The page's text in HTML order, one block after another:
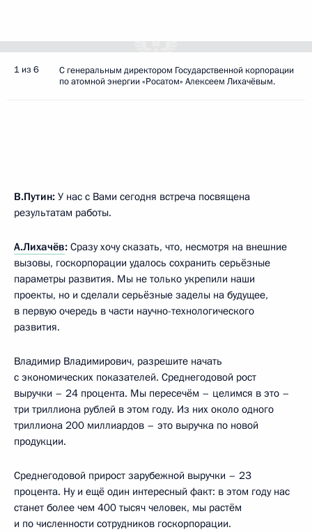
1 из 6
С генеральным директором Государственной корпорации
по атомной энергии «Росатом» Алексеем Лихачёвым.
В.Путин: У нас с Вами сегодня встреча посвящена
результатам работы.
А.Лихачёв: Сразу хочу сказать, что, несмотря на внешние
вызовы, госкорпорации удалось сохранить серьёзные
параметры развития. Мы не только укрепили наши
проекты, но и сделали серьёзные заделы на будущее,
в первую очередь в части научно-технологического
развития.
Владимир Владимирович, разрешите начать
с экономических показателей. Среднегодовой рост
выручки – 24 процента. Мы пересечём – целимся в это –
три триллиона рублей в этом году. Из них около одного
триллиона 200 миллиардов – это выручка по новой
продукции.
Среднегодовой прирост зарубежной выручки – 23
процента. Ну и ещё один интересный факт: в этом году нас
станет более чем 400 тысяч человек, мы растём
и по численности сотрудников госкорпорации.